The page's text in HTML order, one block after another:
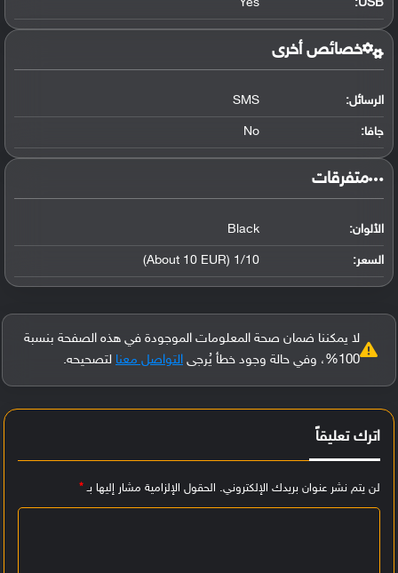
USB
:
Yes
خصائص أخرى
الرسائل: SMS
جافا: No
‏متفرقات‏
الألوان: Black
السعر: 1/10 (About 10 EUR)
لا يمكننا ضمان صحة المعلومات الموجودة في هذه الصفحة بنسبة
100%، وفي حالة وجود خطأ يُرجى
التواصل معنا لتصحيحه.
اترك تعليقاً
لن يتم نشر عنوان بريدك الإلكتروني. الحقول الإلزامية مشار إليها بـ*